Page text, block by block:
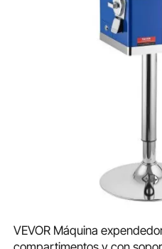
VEVOR Máquina